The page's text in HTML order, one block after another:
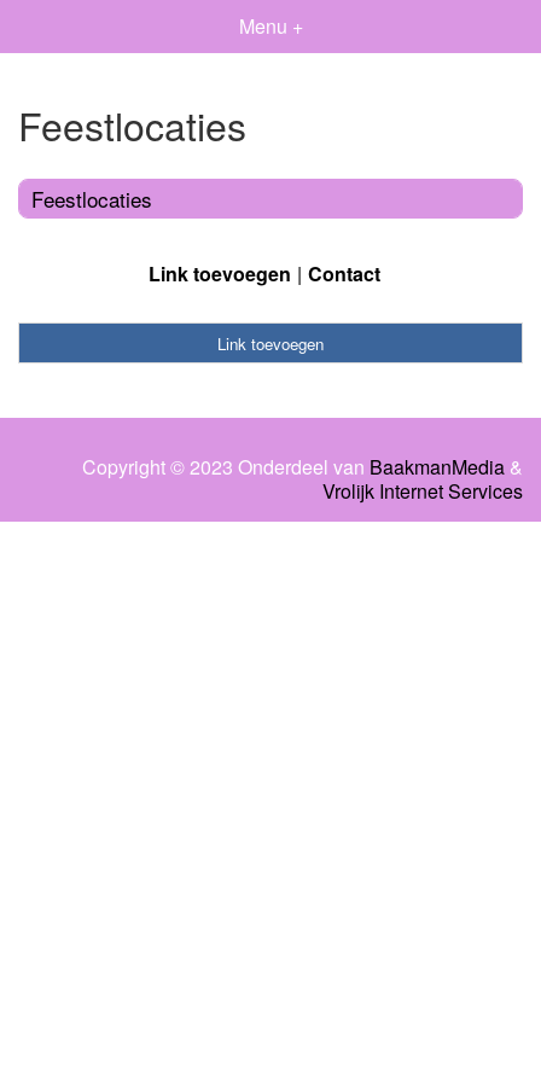
Menu +
Feestlocaties
Feestlocaties
Link toevoegen Contact
Link toevoegen
Copyright © 2023 Onderdeel van BaakmanMedia &
Vrolijk Internet Services